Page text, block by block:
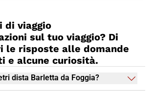
di viaggio
sul tuo viaggio? Di
le risposte alle domande
e alcune curiosità.
dista Barletta da Foggia?